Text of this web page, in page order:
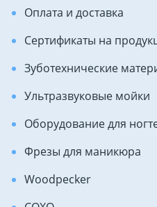
Оплата и доставка
Сертификаты на
Зуботехнические
Ультразвуковые мойки
Оборудование для
Фрезы для маникюра
Woodpecker